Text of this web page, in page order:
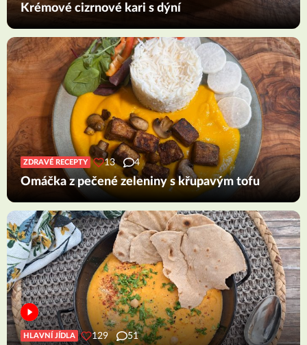
Krémové cizrnové kari s dýní
ZDRAVÉ RECEPTY 13 4
Omáčka z pečené zeleniny s křupavým tofu
HLAVNÍ JÍDLA 129 51